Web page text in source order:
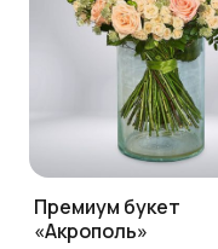
Премиум букет
«Акрополь»